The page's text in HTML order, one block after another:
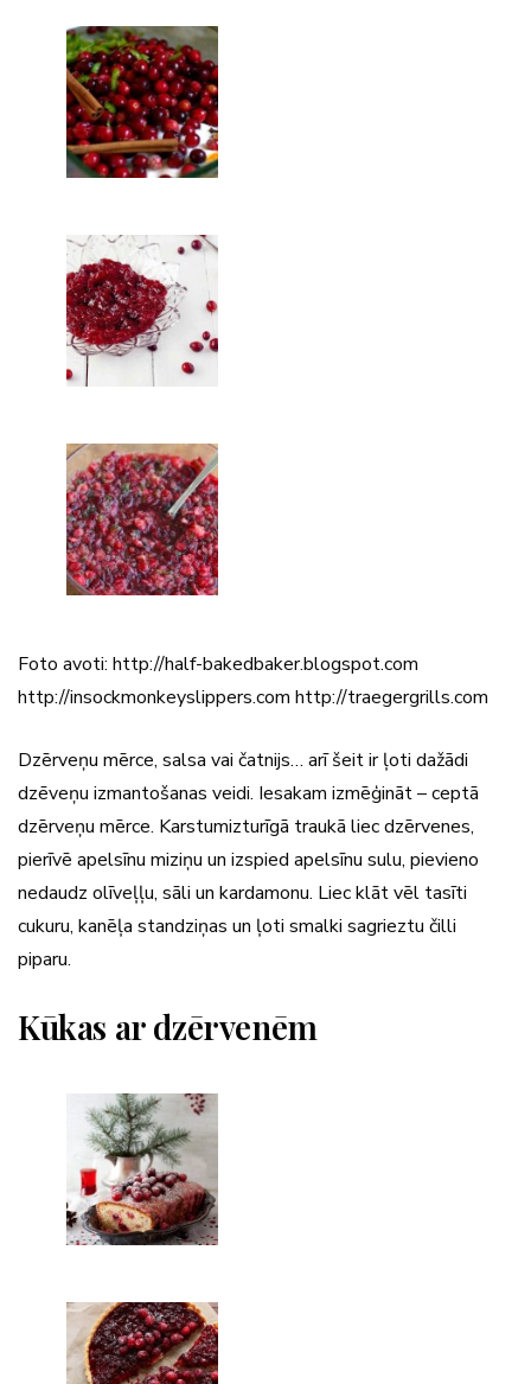
Foto avoti: http://half-bakedbaker.blogspot.com
http://insockmonkeyslippers.com http://traegergrills.com
Dzērveņu mērce, salsa vai čatnijs… arī šeit ir ļoti dažādi
dzēveņu izmantošanas veidi. Iesakam izmēģināt – ceptā
dzērveņu mērce. Karstumizturīgā traukā liec dzērvenes,
pierīvē apelsīnu miziņu un izspied apelsīnu sulu, pievieno
nedaudz olīveļļu, sāli un kardamonu. Liec klāt vēl tasīti
cukuru, kanēļa standziņas un ļoti smalki sagrieztu čilli
piparu.
Kūkas ar dzērvenēm